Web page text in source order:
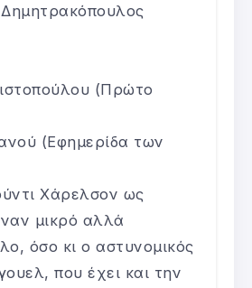
(Πρώτο
(Εφημερίδα των
Χάρελσον ως
μικρό αλλά
όσο κι ο αστυνομικός
που έχει και την